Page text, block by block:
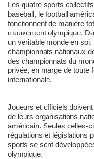
Les quatre sports collectifs majeurs américains, le basketball, le
baseball, le football
fonctionnent de manière
mouvement olympique.
un véritable monde en
championnats nationaux
des championnats du
privée, en marge de toute
internationale.
Joueurs et officiels doivent traiter uniquement avec les règles
de leurs organisations
américain. Seules celles-
régulations et législations
sports se sont
olympique.